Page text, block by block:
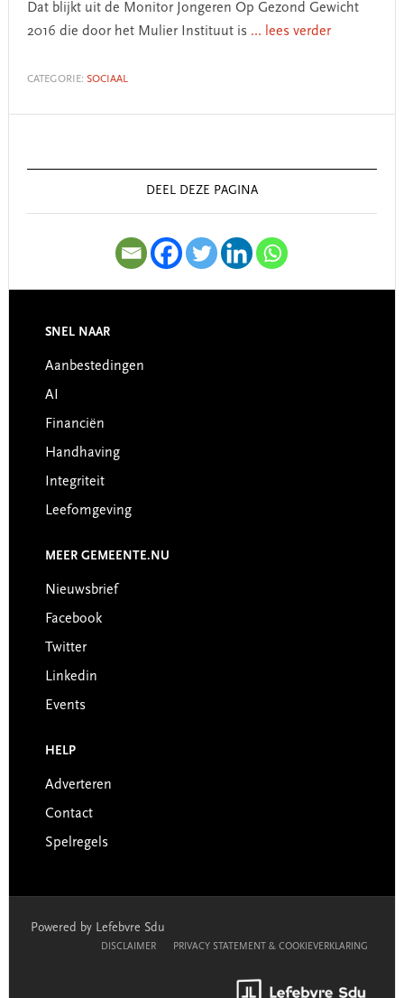
Dat blijkt uit de Monitor Jongeren Op Gezond Gewicht
2016 die door het Mulier Instituut is ... lees verder
CATEGORIE: SOCIAAL
Sidebar
DEEL DEZE PAGINA
Footer
SNEL NAAR
Aanbestedingen
AI
Financiën
Handhaving
Integriteit
Leefomgeving
MEER GEMEENTE.NU
Nieuwsbrief
Facebook
Twitter
Linkedin
Events
HELP
Adverteren
Contact
Spelregels
Powered by Lefebvre Sdu
DISCLAIMER PRIVACY STATEMENT & COOKIEVERKLARING